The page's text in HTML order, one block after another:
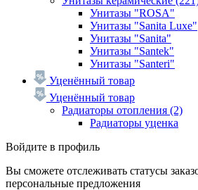
Унитазы "ROSA"
Унитазы "Sanita Luxe"
Унитазы "Sanita"
Унитазы "Santek"
Унитазы "Santeri"
Уценённый товар
Уценённый товар
Радиаторы отопления (2)
Радиаторы уценка
Войдите в профиль
Вы сможете отслеживать статусы
персональные предложения